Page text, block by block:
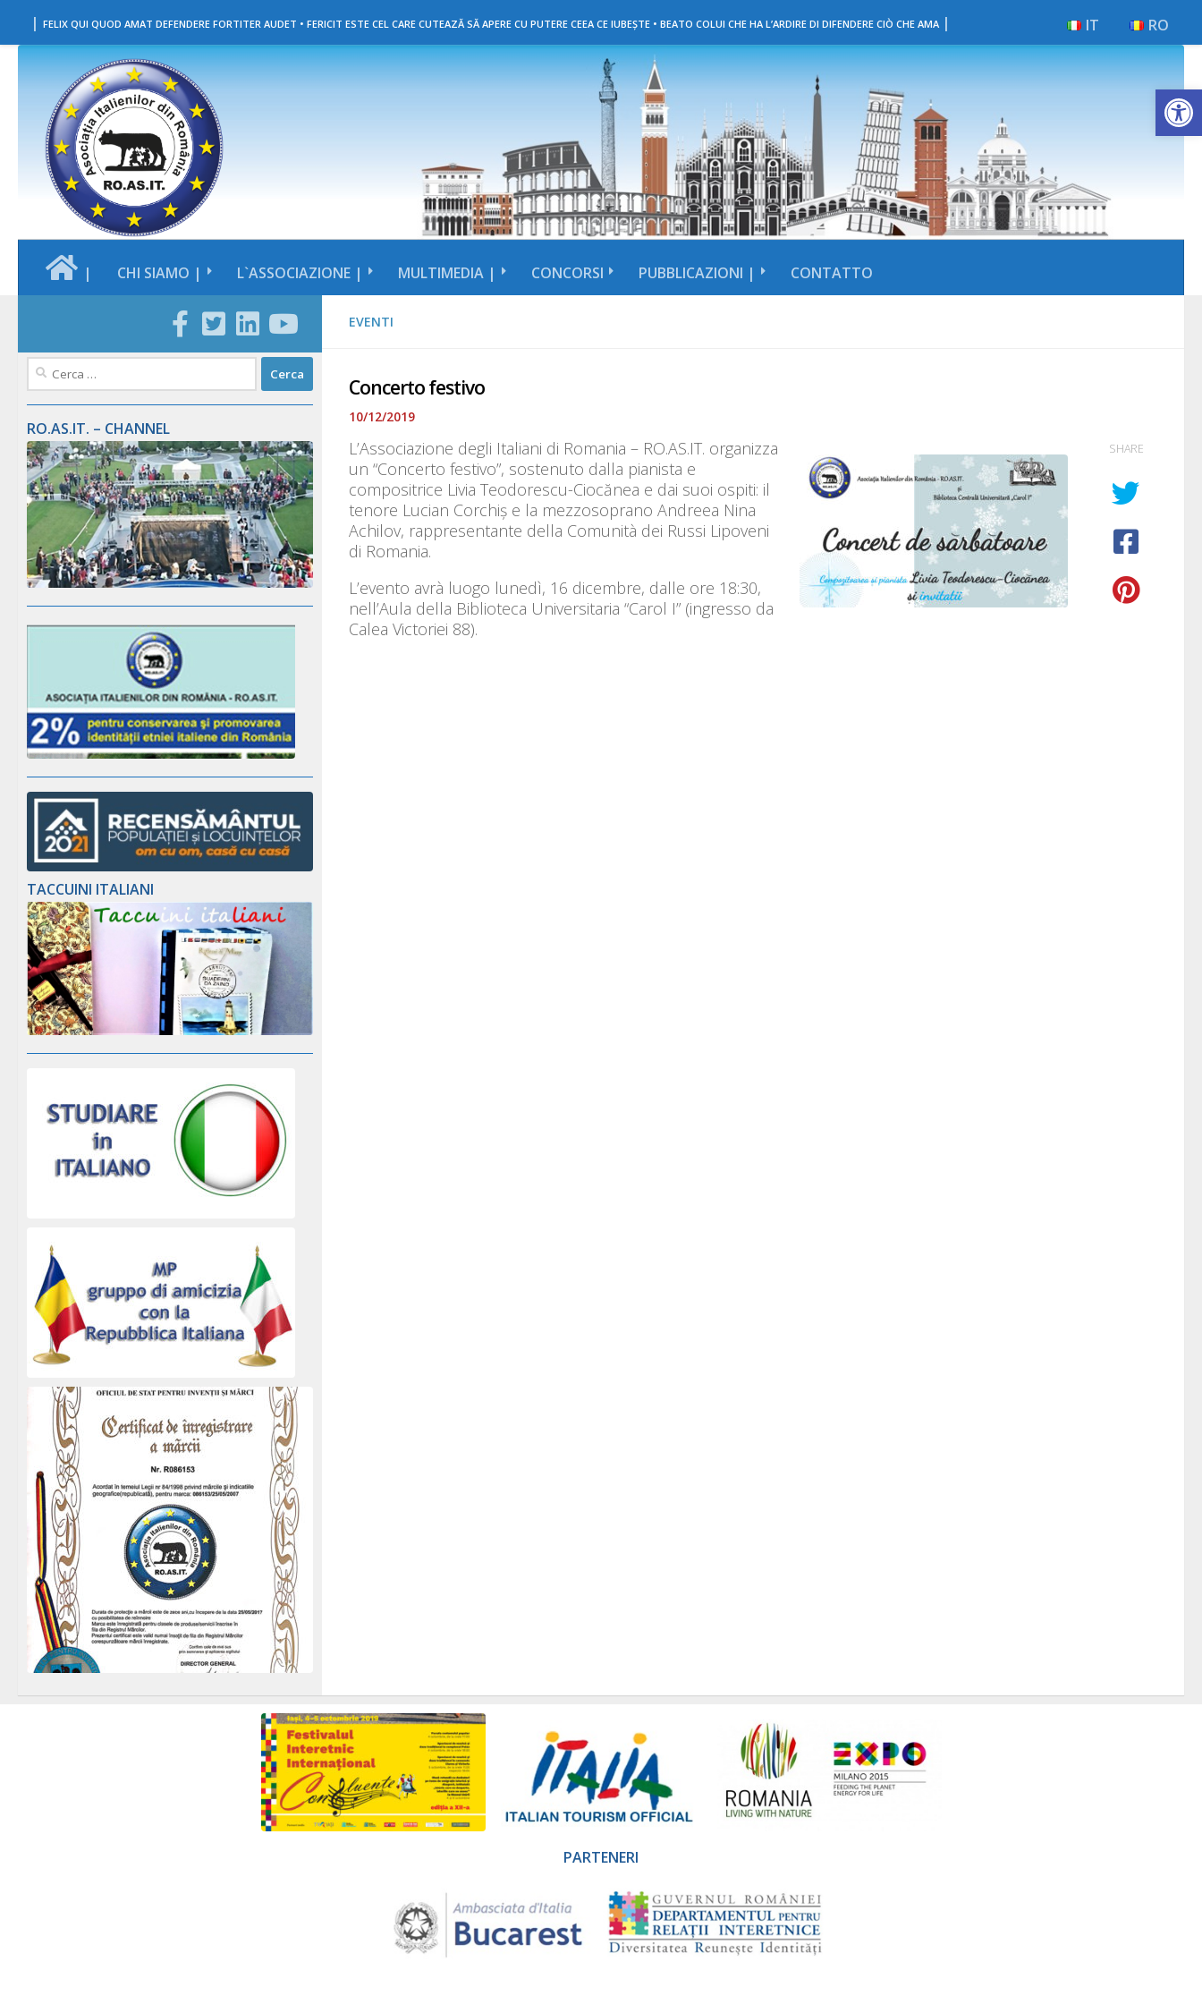
Apri la
Salta al contenuto
| FELIX QUI QUOD AMAT DEFENDERE FORTITER AUDET • FERICIT ESTE CEL CARE CUTEAZĂ SĂ APERE CU PUTERE CEEA CE IUBEȘTE • BEATO COLUI CHE HA L’ARDIRE DI DIFENDERE CIÒ CHE AMA | RO
IT
| CHI SIAMO | L`ASSOCIAZIONE | MULTIMEDIA | CONCORSI PUBBLICAZIONI | CONTATTO
EVENTI
Concerto festivo
10/12/2019
L’Associazione degli Italiani di Romania – RO.AS.IT. organizza
un “Concerto festivo”, sostenuto dalla pianista e
compositrice Livia Teodorescu-Ciocănea e dai suoi ospiti: il
tenore Lucian Corchiș e la mezzosoprano Andreea Nina
Achilov, rappresentante della Comunità dei Russi Lipoveni
di Romania.
L’evento avrà luogo lunedì, 16 dicembre, dalle ore 18:30,
nell’Aula della Biblioteca Universitaria “Carol I” (ingresso da
Calea Victoriei 88).
SHARE
Ricerca
RO.AS.IT. – CHANNEL
TACCUINI ITALIANI
PARTENERI